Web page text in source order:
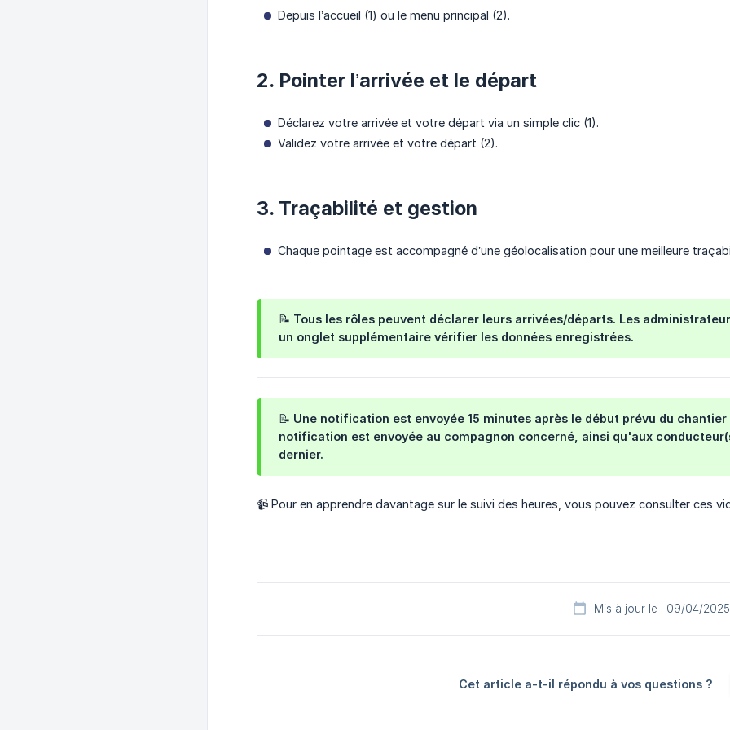
Depuis l’accueil (1) ou le menu principal (2).
2. Pointer l’arrivée et le départ
Déclarez votre arrivée et votre départ via un simple clic (1).
Validez votre arrivée et votre départ (2).
3. Traçabilité et gestion
Chaque pointage est accompagné d’une géolocalisation pour une meilleure
📝 Tous les rôles peuvent déclarer leurs arrivées/départs. Les
un onglet supplémentaire vérifier les données enregistrées.
📝 Une notification est envoyée 15 minutes après le début prévu du
notification est envoyée au compagnon concerné, ainsi qu'aux
dernier.
📹 Pour en apprendre davantage sur le suivi des heures, vous pouvez consulter ces
Mis à jour le : 09/04/2025
Cet article a-t-il répondu à vos questions ?